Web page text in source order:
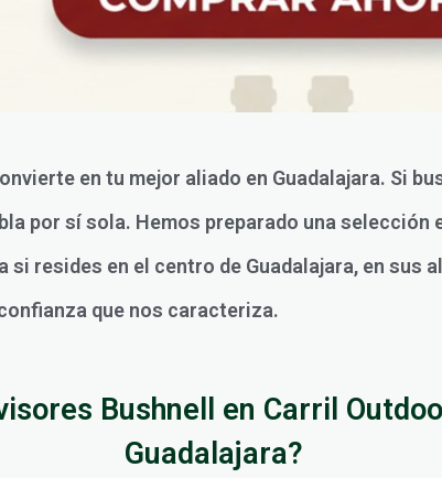
en tu mejor aliado en Guadalajara. Si
por sí sola. Hemos preparado una
si resides en el centro de Guadalajara, en sus
que nos caracteriza.
Bushnell en Carril
Guadalajara?